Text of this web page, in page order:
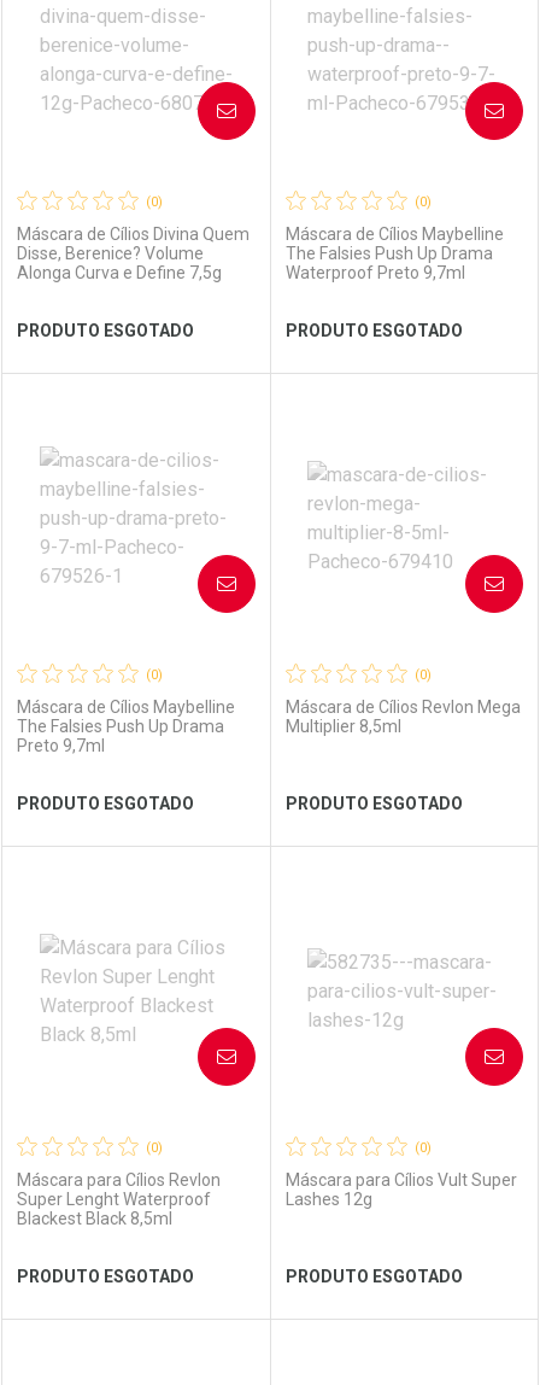
Ver Desconto Convênio Ver Desconto Convênio
(0)
Máscara de Cílios Divina Quem
Disse, Berenice? Volume
Alonga Curva e Define 7,5g
PRODUTO ESGOTADO
AVISE-ME
Laboratório
Ver Desconto Convênio
Por Menos
(0)
Máscara de Cílios Maybelline
The Falsies Push Up Drama
Waterproof Preto 9,7ml
PRODUTO ESGOTADO
AVISE-ME
Laboratório
Ver Desconto Convênio
Por Menos
(0)
Máscara de Cílios Maybelline
The Falsies Push Up Drama
Preto 9,7ml
PRODUTO ESGOTADO
AVISE-ME
Laboratório
Ver Desconto Convênio
Por Menos
(0)
Máscara de Cílios Revlon Mega
Multiplier 8,5ml
PRODUTO ESGOTADO
AVISE-ME
Laboratório
Ver Desconto Convênio
Por Menos
(0)
Máscara para Cílios Revlon
Super Lenght Waterproof
Blackest Black 8,5ml
PRODUTO ESGOTADO
AVISE-ME
(0)
Máscara para Cílios Vult Super
Lashes 12g
PRODUTO ESGOTADO
AVISE-ME